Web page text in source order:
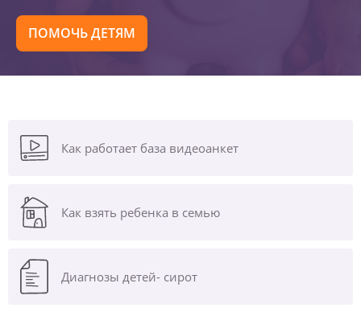
ПОМОЧЬ ДЕТЯМ
Как работает база видеоанкет
Как взять ребенка в семью
Диагнозы детей- сирот